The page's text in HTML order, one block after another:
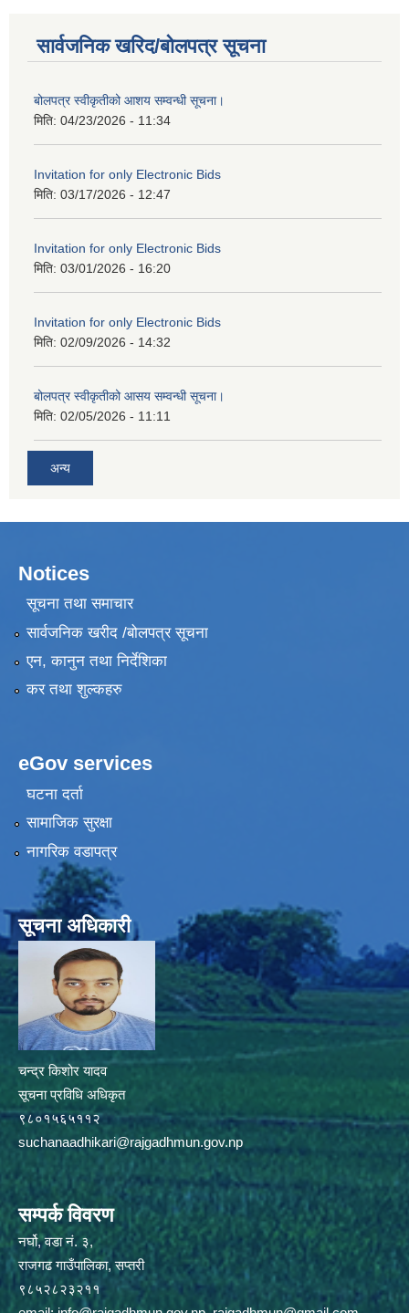
सार्वजनिक खरिद/बोलपत्र सूचना
बोलपत्र स्वीकृतीको आशय सम्वन्धी सूचना।
मिति: 04/23/2026 - 11:34
Invitation for only Electronic Bids
मिति: 03/17/2026 - 12:47
Invitation for only Electronic Bids
मिति: 03/01/2026 - 16:20
Invitation for only Electronic Bids
मिति: 02/09/2026 - 14:32
बोलपत्र स्वीकृतीको आसय सम्वन्धी सूचना।
मिति: 02/05/2026 - 11:11
अन्य
Notices
सूचना तथा समाचार
सार्वजनिक खरीद /बोलपत्र सूचना
एन, कानुन तथा निर्देशिका
कर तथा शुल्कहरु
eGov services
घटना दर्ता
सामाजिक सुरक्षा
नागरिक वडापत्र
सूचना अधिकारी
चन्द्र किशोर यादव
सूचना प्रविधि अधिकृत
९८०१५६५११२
suchanaadhikari@rajgadhmun.gov.np
सम्पर्क विवरण
नर्घो, वडा नं. ३,
राजगढ गाउँपालिका, सप्तरी
९८५२८२३२११